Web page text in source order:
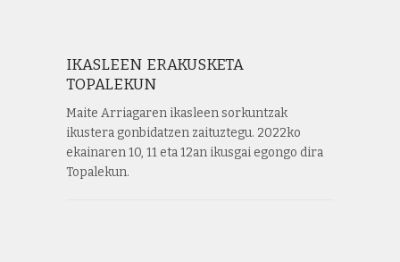
IKASLEEN ERAKUSKETA
TOPALEKUN
Maite Arriagaren ikasleen sorkuntzak
ikustera gonbidatzen zaituztegu. 2022ko
ekainaren 10, 11 eta 12an ikusgai egongo dira
Topalekun.